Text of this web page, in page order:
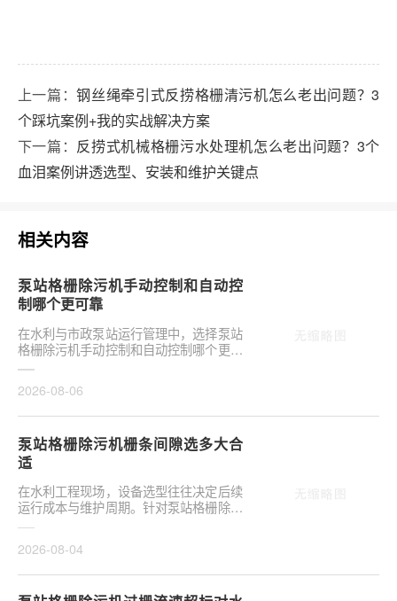
上一篇：钢丝绳牵引式反捞格栅清污机怎么老出问题？3
个踩坑案例+我的实战解决方案
下一篇： 反捞式机械格栅污水处理机怎么老出问题？3个
血泪案例讲透选型、安装和维护关键点
相关内容
泵站格栅除污机手动控制和自动控
制哪个更可靠
在水利与市政泵站运行管理中，选择泵站
格栅除污机手动控制和自动控制哪个更可
靠，往往是项目决策的关键环节。这并非
2026-08-06
泵站格栅除污机栅条间隙选多大合
适
在水利工程现场，设备选型往往决定后续
运行成本与维护周期。针对泵站格栅除污
机栅条间隙选多大合适，需结合具体工况
2026-08-04